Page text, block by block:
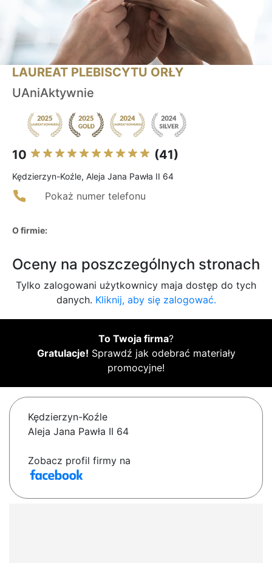
LAUREAT PLEBISCYTU ORŁY
UAniAktywnie
10 (41)
Kędzierzyn-Koźle, Aleja Jana Pawła II 64
Pokaż numer telefonu
O firmie:
Oceny na poszczególnych stronach
Tylko zalogowani użytkownicy maja dostęp do tych
danych. Kliknij, aby się zalogować.
To Twoja firma?
Gratulacje! Sprawdź jak odebrać materiały
promocyjne!
Kędzierzyn-Koźle
Aleja Jana Pawła II 64
Zobacz profil firmy na